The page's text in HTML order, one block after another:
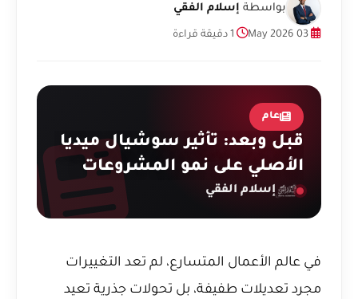
بواسطة إسلام الفقي
عام
قبل وبعد: تأثير سوشيال ميديا
الأصلي على نمو المشروعات
إسلام الفقي
في عالم الأعمال المتسارع، لم تعد التغييرات
مجرد تعديلات طفيفة، بل تحولات جذرية تعيد